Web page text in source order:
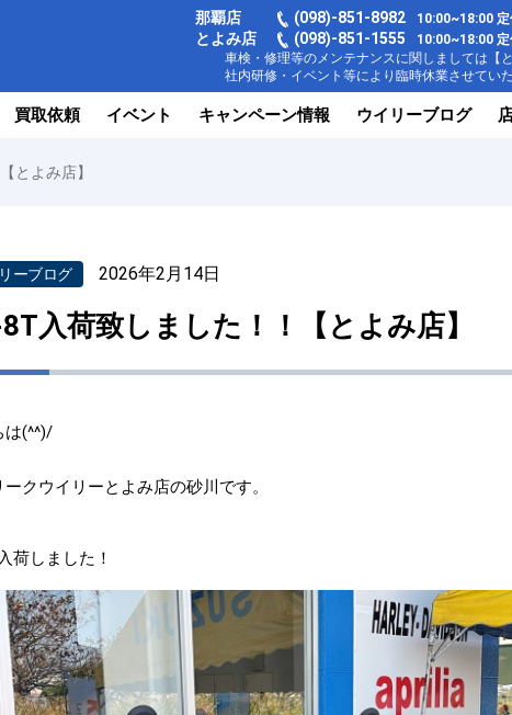
那覇店 (098)-851-8982 10:00~18:00 定
とよみ店 (098)-851-1555
10:00~18:00
車検・修理等のメンテナンスに関しましては【と
社内研修・イベント等により臨時休業させていた
買取依頼 イベント キャンペーン情報 ウイリーブログ
とよみ店】
ーブログ 2026年2月14日
8T入荷致しました！！【とよみ店】
は(^^)/
クウイリーとよみ店の砂川です。
荷しました！